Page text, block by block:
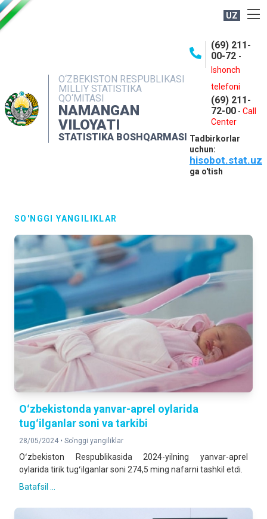
UZ
O‘ZBEKISTON RESPUBLIKASI
MILLIY STATISTIKA
QO‘MITASI
NAMANGAN
VILOYATI
STATISTIKA BOSHQARMASI
(69) 211-
00-72 -
Ishonch
telefoni
(69) 211-
72-00 - Call
Center
Tadbirkorlar
uchun:
hisobot.stat.uz
ga o'tish
NASHRLAR
INTERAKTIV XIZMATLAR
MATBUOT XIZMATI
MUROJAATLAR
SO'NGGI YANGILIKLAR
Oʻzbekistonda yanvar-aprel oylarida
tugʻilganlar soni va tarkibi
28/05/2024 • So'nggi yangiliklar
Oʻzbekiston Respublikasida 2024-yilning yanvar-aprel
oylarida tirik tugʻilganlar soni 274,5 ming nafarni tashkil etdi.
Batafsil ...